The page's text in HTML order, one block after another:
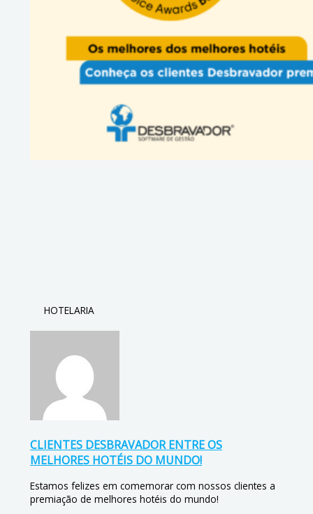
HOTELARIA
CLIENTES DESBRAVADOR ENTRE OS
MELHORES HOTÉIS DO MUNDO!
Estamos felizes em comemorar com nossos clientes a
premiação de melhores hotéis do mundo!